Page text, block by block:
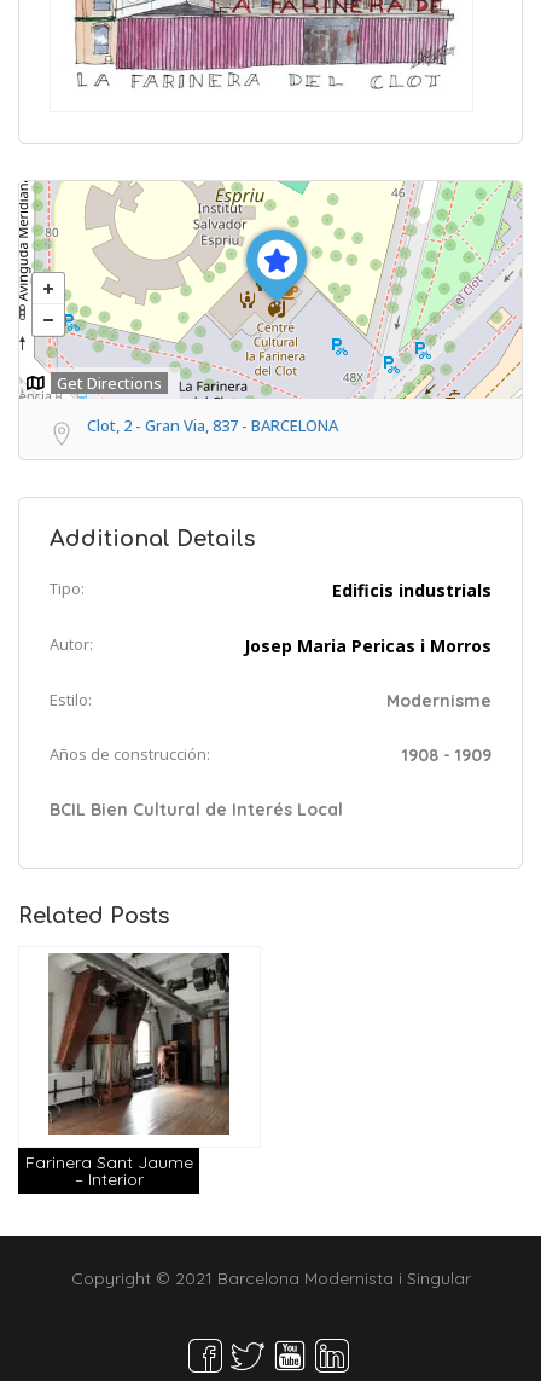
Get Directions
Clot, 2 - Gran Via, 837 - BARCELONA
Additional Details
Tipo: Edificis industrials
Autor: Josep Maria Pericas i Morros
Estilo: Modernisme
Años de construcción: 1908 - 1909
BCIL Bien Cultural de Interés Local
Related Posts
Farinera Sant Jaume
– Interior
Copyright © 2021 Barcelona Modernista i Singular